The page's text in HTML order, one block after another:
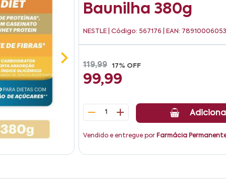
Baunilha 380g
NESTLE | Código: 567176 | EAN:
119,99 17% OFF
99,99
1
Vendido e entregue por Farmácia